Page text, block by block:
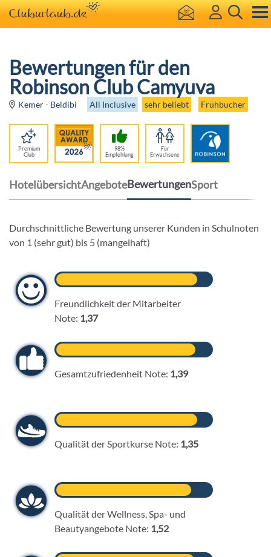
Bewertungen für den
Robinson Club Camyuva
Kemer - Beldibi All Inclusive sehr beliebt Frühbucher
Premium
Club
98%
Empfehlung
Für
Erwachsene
HotelübersichtAngeboteBewertungenSport
Durchschnittliche Bewertung unserer Kunden in Schulnoten
von 1 (sehr gut) bis 5 (mangelhaft)
Freundlichkeit der Mitarbeiter
Note: 1,37
Gesamtzufriedenheit Note: 1,39
Qualität der Sportkurse Note: 1,35
Qualität der Wellness, Spa- und
Beautyangebote Note: 1,52